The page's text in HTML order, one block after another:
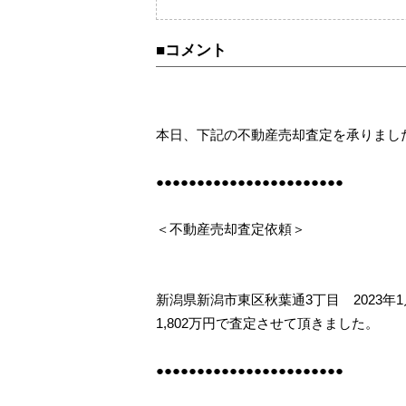
売却査定事例 購
■コメント
本日、下記の不動産売却査定を承りまし
●●●●●●●●●●●●●●●●●●●●●●●
＜不動産売却査定依頼＞
新潟県新潟市東区秋葉通3丁目 2023年1
1,802万円で査定させて頂きました。
●●●●●●●●●●●●●●●●●●●●●●●